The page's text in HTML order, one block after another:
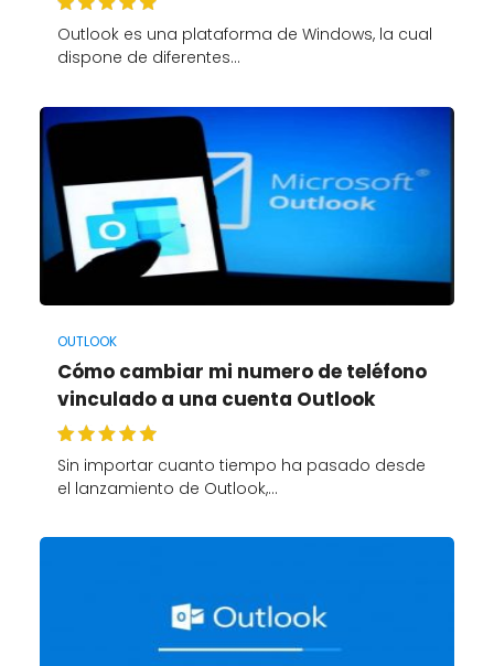
Outlook es una plataforma de Windows, la cual
dispone de diferentes…
OUTLOOK
Cómo cambiar mi numero de teléfono
vinculado a una cuenta Outlook
Sin importar cuanto tiempo ha pasado desde
el lanzamiento de Outlook,…